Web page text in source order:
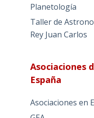
Planetología
Taller de
Rey Juan Carlos
Asociaciones
España
Asociaciones en